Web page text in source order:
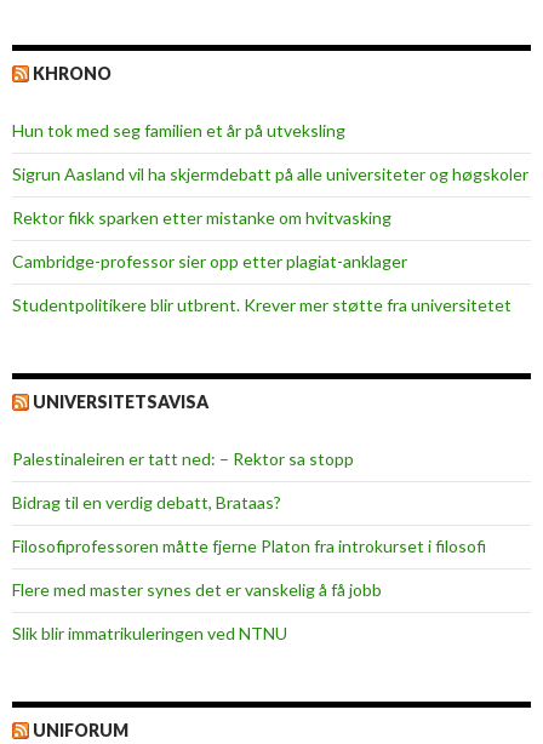
KHRONO
Hun tok med seg familien et år på utveksling
Sigrun Aasland vil ha skjerm­debatt på alle universiteter og høgskoler
Rektor fikk sparken etter mistanke om hvitvasking
Cambridge-professor sier opp etter plagiat-anklager
Studentpolitikere blir utbrent. Krever mer støtte fra universitetet
UNIVERSITETSAVISA
Palestinaleiren er tatt ned: – Rektor sa stopp
Bidrag til en verdig debatt, Brataas?
Filosofiprofessoren måtte fjerne Platon fra introkurset i filosofi
Flere med master synes det er vanskelig å få jobb
Slik blir immatrikuleringen ved NTNU
UNIFORUM